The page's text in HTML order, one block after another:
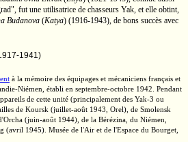
fut une utilisatrice de chasseurs Yak, et elle obtint,
Budanova (Katya) (1916-1943), de bons succès avec
1941)
à la mémoire des équipages et mécaniciens français et
Niémen, établi en septembre-octobre 1942. Pendant
de cette unité (principalement des Yak-3 ou
de Koursk (juillet-août 1943, Orel), de Smolensk
(juin-août 1944), de la Bérézina, du Niémen,
(avril 1945). Musée de l'Air et de l'Espace du Bourget,